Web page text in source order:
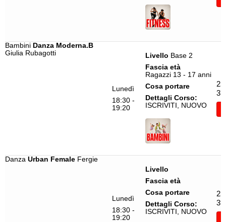
Bambini Danza Moderna.B
Giulia Rubagotti
Lunedì
18:30 -
19:20
Livello Base 2
Fascia età
Ragazzi 13 - 17 anni
Cosa portare
Dettagli Corso:
ISCRIVITI, NUOVO
Danza Urban Female Fergie
Lunedì
18:30 -
19:20
Livello
Fascia età
Cosa portare
Dettagli Corso:
ISCRIVITI, NUOVO